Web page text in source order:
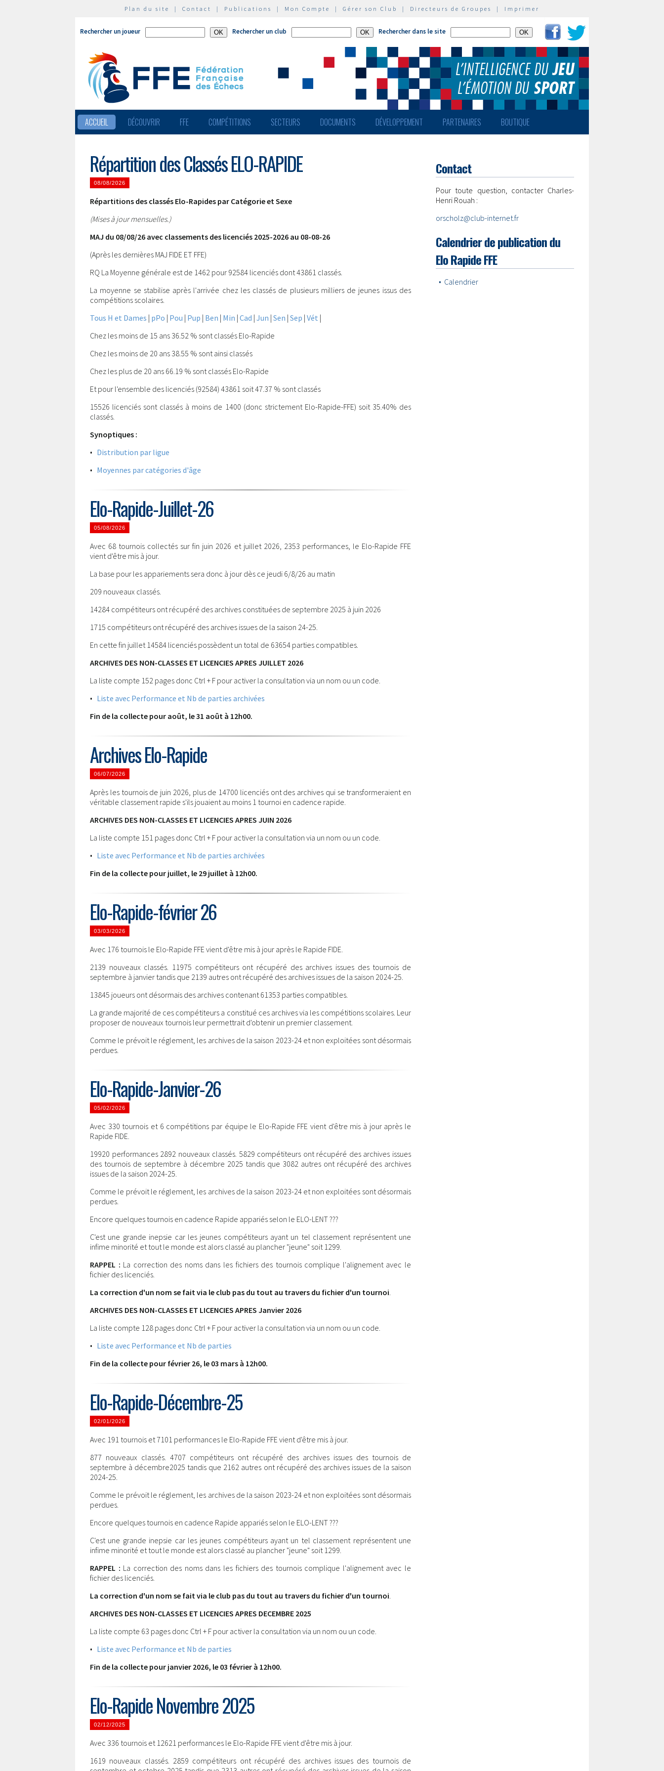
Plan du site | Contact | Publications | Mon Compte | Gérer son Club | Directeurs de Groupes | Imprimer
Rechercher un joueur Rechercher un club Rechercher dans le site
ACCUEIL DÉCOUVRIR FFE COMPÉTITIONS SECTEURS DOCUMENTS DÉVELOPPEMENT PARTENAIRES BOUTIQUE
Répartition des Classés ELO-RAPIDE
08/08/2026
Répartitions des classés Elo-Rapides par Catégorie et Sexe
(Mises à jour mensuelles.)
MAJ du 08/08/26 avec classements des licenciés 2025-2026 au 08-08-26
(Après les dernières MAJ FIDE ET FFE)
RQ La Moyenne générale est de 1462 pour 92584 licenciés dont 43861 classés.
La moyenne se stabilise après l'arrivée chez les classés de plusieurs milliers de jeunes issus des
compétitions scolaires.
Tous H et Dames | pPo | Pou | Pup | Ben | Min | Cad | Jun | Sen | Sep | Vét |
Chez les moins de 15 ans 36.52 % sont classés Elo-Rapide
Chez les moins de 20 ans 38.55 % sont ainsi classés
Chez les plus de 20 ans 66.19 % sont classés Elo-Rapide
Et pour l'ensemble des licenciés (92584) 43861 soit 47.37 % sont classés
15526 licenciés sont classés à moins de 1400 (donc strictement Elo-Rapide-FFE) soit 35.40% des
classés.
Synoptiques :
• Distribution par ligue
• Moyennes par catégories d'âge
Elo-Rapide-Juillet-26
05/08/2026
Avec 68 tournois collectés sur fin juin 2026 et juillet 2026, 2353 performances, le Elo-Rapide FFE
vient d'être mis à jour.
La base pour les appariements sera donc à jour dès ce jeudi 6/8/26 au matin
209 nouveaux classés.
14284 compétiteurs ont récupéré des archives constituées de septembre 2025 à juin 2026
1715 compétiteurs ont récupéré des archives issues de la saison 24-25.
En cette fin juillet 14584 licenciés possèdent un total de 63654 parties compatibles.
ARCHIVES DES NON-CLASSES ET LICENCIES APRES JUILLET 2026
La liste compte 152 pages donc Ctrl + F pour activer la consultation via un nom ou un code.
• Liste avec Performance et Nb de parties archivées
Fin de la collecte pour août, le 31 août à 12h00.
Archives Elo-Rapide
06/07/2026
Après les tournois de juin 2026, plus de 14700 licenciés ont des archives qui se transformeraient en
véritable classement rapide s'ils jouaient au moins 1 tournoi en cadence rapide.
ARCHIVES DES NON-CLASSES ET LICENCIES APRES JUIN 2026
La liste compte 151 pages donc Ctrl + F pour activer la consultation via un nom ou un code.
• Liste avec Performance et Nb de parties archivées
Fin de la collecte pour juillet, le 29 juillet à 12h00.
Elo-Rapide-février 26
03/03/2026
Avec 176 tournois le Elo-Rapide FFE vient d'être mis à jour après le Rapide FIDE.
2139 nouveaux classés. 11975 compétiteurs ont récupéré des archives issues des tournois de
septembre à janvier tandis que 2139 autres ont récupéré des archives issues de la saison 2024-25.
13845 joueurs ont désormais des archives contenant 61353 parties compatibles.
La grande majorité de ces compétiteurs a constitué ces archives via les compétitions scolaires. Leur
proposer de nouveaux tournois leur permettrait d'obtenir un premier classement.
Comme le prévoit le réglement, les archives de la saison 2023-24 et non exploitées sont désormais
perdues.
Elo-Rapide-Janvier-26
05/02/2026
Avec 330 tournois et 6 compétitions par équipe le Elo-Rapide FFE vient d'être mis à jour après le
Rapide FIDE.
19920 performances 2892 nouveaux classés. 5829 compétiteurs ont récupéré des archives issues
des tournois de septembre à décembre 2025 tandis que 3082 autres ont récupéré des archives
issues de la saison 2024-25.
Comme le prévoit le réglement, les archives de la saison 2023-24 et non exploitées sont désormais
perdues.
Encore quelques tournois en cadence Rapide appariés selon le ELO-LENT ???
C'est une grande inepsie car les jeunes compétiteurs ayant un tel classement représentent une
infime minorité et tout le monde est alors classé au plancher "jeune" soit 1299.
RAPPEL : La correction des noms dans les fichiers des tournois complique l'alignement avec le
fichier des licenciés.
La correction d'un nom se fait via le club pas du tout au travers du fichier d'un tournoi.
ARCHIVES DES NON-CLASSES ET LICENCIES APRES Janvier 2026
La liste compte 128 pages donc Ctrl + F pour activer la consultation via un nom ou un code.
• Liste avec Performance et Nb de parties
Fin de la collecte pour février 26, le 03 mars à 12h00.
Elo-Rapide-Décembre-25
02/01/2026
Avec 191 tournois et 7101 performances le Elo-Rapide FFE vient d'être mis à jour.
877 nouveaux classés. 4707 compétiteurs ont récupéré des archives issues des tournois de
septembre à décembre2025 tandis que 2162 autres ont récupéré des archives issues de la saison
2024-25.
Comme le prévoit le réglement, les archives de la saison 2023-24 et non exploitées sont désormais
perdues.
Encore quelques tournois en cadence Rapide appariés selon le ELO-LENT ???
C'est une grande inepsie car les jeunes compétiteurs ayant un tel classement représentent une
infime minorité et tout le monde est alors classé au plancher "jeune" soit 1299.
RAPPEL : La correction des noms dans les fichiers des tournois complique l'alignement avec le
fichier des licenciés.
La correction d'un nom se fait via le club pas du tout au travers du fichier d'un tournoi.
ARCHIVES DES NON-CLASSES ET LICENCIES APRES DECEMBRE 2025
La liste compte 63 pages donc Ctrl + F pour activer la consultation via un nom ou un code.
• Liste avec Performance et Nb de parties
Fin de la collecte pour janvier 2026, le 03 février à 12h00.
Elo-Rapide Novembre 2025
02/12/2025
Avec 336 tournois et 12621 performances le Elo-Rapide FFE vient d'être mis à jour.
1619 nouveaux classés. 2859 compétiteurs ont récupéré des archives issues des tournois de
Contact
Pour toute question, contacter Charles-
Henri Rouah :
orscholz@club-internet.fr
Calendrier de publication du
Elo Rapide FFE
• Calendrier